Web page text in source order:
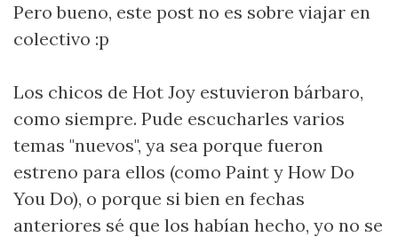
Pero bueno, este post no es sobre viajar en
colectivo :p
Los chicos de Hot Joy estuvieron bárbaro,
como siempre. Pude escucharles varios
temas "nuevos", ya sea porque fueron
estreno para ellos (como Paint y How Do
You Do), o porque si bien en fechas
anteriores sé que los habían hecho, yo no se